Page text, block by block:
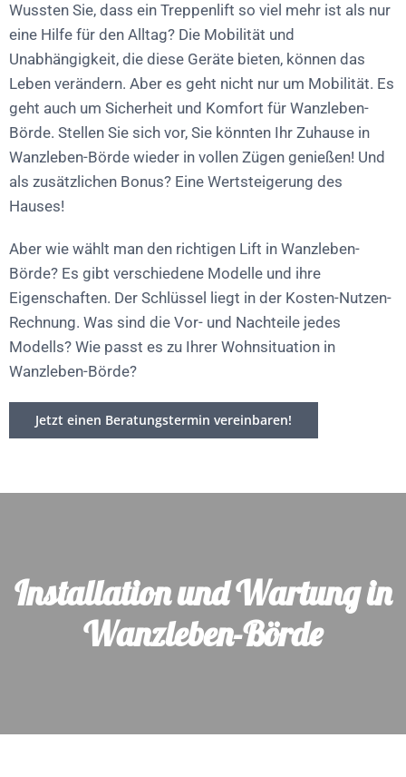
Wussten Sie, dass ein Treppenlift so viel mehr ist als nur
eine Hilfe für den Alltag? Die Mobilität und
Unabhängigkeit, die diese Geräte bieten, können das
Leben verändern. Aber es geht nicht nur um Mobilität. Es
geht auch um Sicherheit und Komfort für Wanzleben-
Börde. Stellen Sie sich vor, Sie könnten Ihr Zuhause in
Wanzleben-Börde wieder in vollen Zügen genießen! Und
als zusätzlichen Bonus? Eine Wertsteigerung des
Hauses!
Aber wie wählt man den richtigen Lift in Wanzleben-
Börde? Es gibt verschiedene Modelle und ihre
Eigenschaften. Der Schlüssel liegt in der Kosten-Nutzen-
Rechnung. Was sind die Vor- und Nachteile jedes
Modells? Wie passt es zu Ihrer Wohnsituation in
Wanzleben-Börde?
Jetzt einen Beratungstermin vereinbaren!
Installation und Wartung in
Wanzleben-Börde